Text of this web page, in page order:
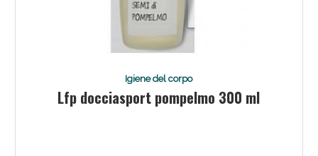
Igiene del corpo
Lfp docciasport pompelmo 300 ml